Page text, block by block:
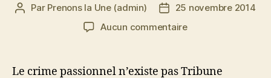
Auteur
Par Prenons la Une (admin)
Date25 novembre 2014
Aucun commentairesur
passionnel
Le crime passionnel n’existe pas Tribune